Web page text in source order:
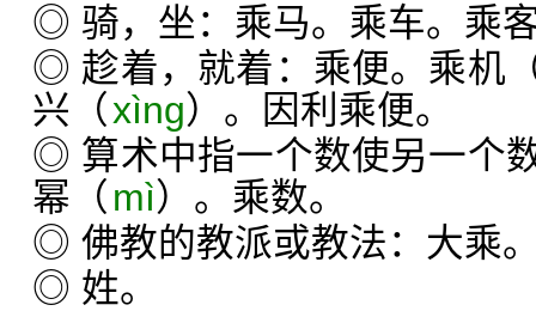
◎ 骑，坐：乘马。乘车。乘
◎ 趁着，就着：乘便。乘机
兴（xìng）。因利乘便。
◎ 算术中指一个数使另一个
幂（ mì）。乘数。
◎ 佛教的教派或教法：大乘
◎ 姓。